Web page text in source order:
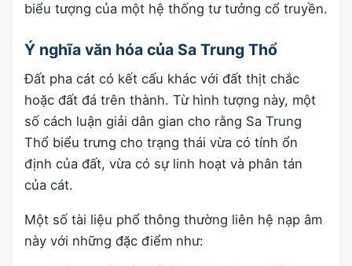
biểu tượng của một hệ thống tư tưởng cổ truyền.
Ý nghĩa văn hóa của Sa Trung Thổ
Đất pha cát có kết cấu khác với đất thịt chắc
hoặc đất đá trên thành. Từ hình tượng này, một
số cách luận giải dân gian cho rằng Sa Trung
Thổ biểu trưng cho trạng thái vừa có tính ổn
định của đất, vừa có sự linh hoạt và phân tán
của cát.
Một số tài liệu phổ thông thường liên hệ nạp âm
này với những đặc điểm như: